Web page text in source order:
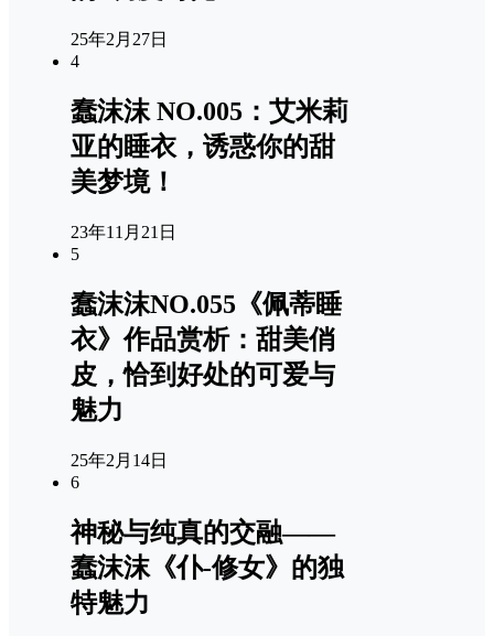
25年2月27日
4
蠢沫沫 NO.005：艾米莉
亚的睡衣，诱惑你的甜
美梦境！
23年11月21日
5
蠢沫沫NO.055《佩蒂睡
衣》作品赏析：甜美俏
皮，恰到好处的可爱与
魅力
25年2月14日
6
神秘与纯真的交融——
蠢沫沫《仆-修女》的独
特魅力